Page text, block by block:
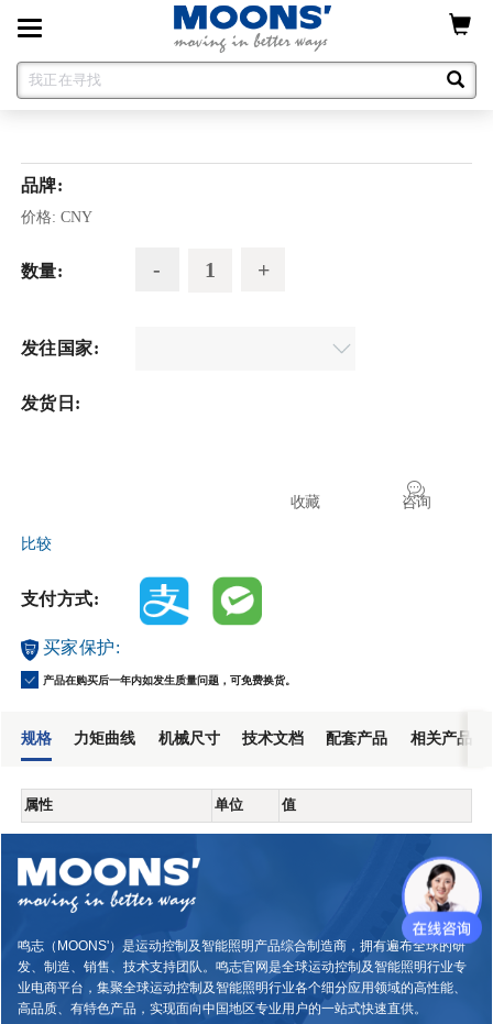
Toggle
navigation
品牌:
价格: CNY
数量:
发往国家:
发货日:
咨询
收藏
比较
支付方式:
买家保护:
产品在购买后一年内如发生质量问题，可免费换货。
规格 力矩曲线 机械尺寸 技术文档 配套产品 相关产品
属性 单位 值
鸣志（MOONS'）是运动控制及智能照明产品综合制造商，拥有遍布全球的研
发、制造、销售、技术支持团队。鸣志官网是全球运动控制及智能照明行业专
业电商平台，集聚全球运动控制及智能照明行业各个细分应用领域的高性能、
高品质、有特色产品，实现面向中国地区专业用户的一站式快速直供。